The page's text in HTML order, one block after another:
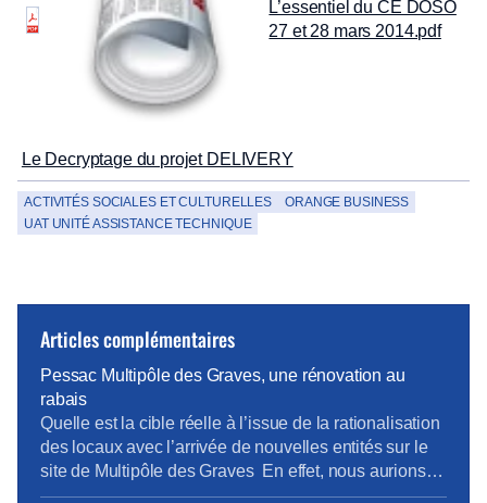
L’essentiel du CE DOSO
27 et 28 mars 2014.pdf
Le Decryptage du projet DELIVERY
ACTIVITÉS SOCIALES ET CULTURELLES
ORANGE BUSINESS
UAT UNITÉ ASSISTANCE TECHNIQUE
Articles complémentaires
Pessac Multipôle des Graves, une rénovation au
rabais
Quelle est la cible réelle à l’issue de la rationalisation
des locaux avec l’arrivée de nouvelles entités sur le
site de Multipôle des Graves En effet, nous aurions
650 salariés sur le site ou 724 salariés selon les